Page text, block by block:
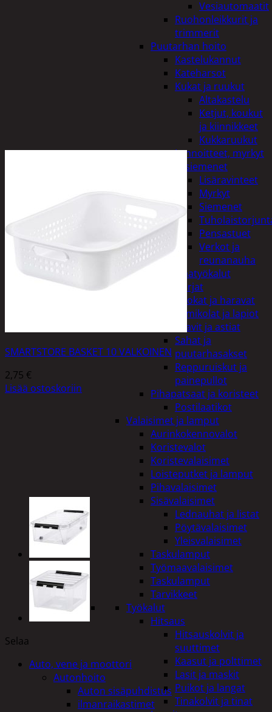
Vesiautomaatit
Ruohonleikkurit ja
trimmerit
Puutarhan hoito
Kastelukannut
Kateharsot
Kukat ja ruukut
Altakastelu
Ketjut, koukut
ja kiinnikkeet
Kukkaruukut
Lannoitteet, myrkyt
ja siemenet
Lisäravinteet
Myrkyt
Siemenet
Pensastuet
Verkot ja
reunanauha
Puutarhatyökalut
Harjat
Kuokat ja haravat
Lumikolat ja lapiot
Saavit ja astiat
Sahat ja
puutarhasakset
Reppuruiskut ja
painepullot
Pihapatsaat ja koristeet
Postilaatikot
Valaisimet ja lamput
Aurinkokennovalot
Koristevalot
Koristevalaisimet
Loisteputket ja lamput
Pihavalaisimet
Sisävalaisimet
Lednauhat ja listat
Pöytävalaisimet
Yleisvalaisimet
Taskulamput
Työmaavalaisimet
Taskulamput
Tarvikkeet
Työkalut
Hitsaus
Hitsauskolvit ja
suuttimet
Kaasut ja polttimet
Lasit ja maskit
Puikot ja langat
Tinakolvit ja tinat
SMARTSTORE BASKET 10 VALKOINEN
2,75 €
Lisää ostoskoriin
Selaa
Auto, vene ja moottori
Autonhoito
Auton sisäpuhdistus
ilmanraikastimet